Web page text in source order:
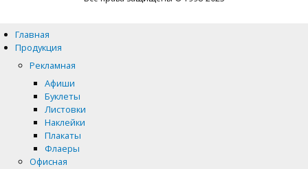
Главная
Продукция
Рекламная
Афиши
Буклеты
Листовки
Наклейки
Плакаты
Флаеры
Офисная